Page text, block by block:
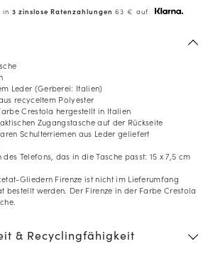
in 3 zinslose Ratenzahlungen 63 € auf.
Leder (Gerberei: Italien)
recyceltem Polyester
Crestola hergestellt in Italien
Zugangstasche auf der Rückseite
Schulterriemen aus Leder geliefert
Telefons, das in die Tasche passt: 15 x 7,5 cm
Gliedern Firenze ist nicht im Lieferumfang
bestellt werden. Der Firenze in der Farbe Crestola
& Recyclingfähigkeit